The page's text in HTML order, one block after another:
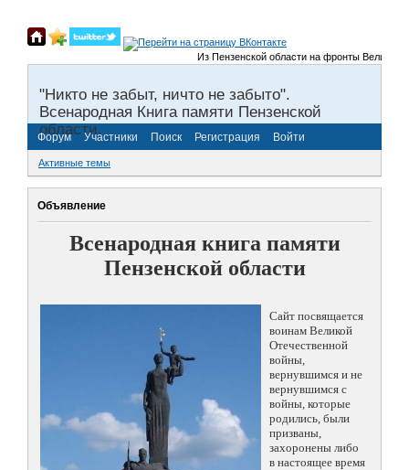
Из Пензенской области на фронты Великой
"Никто не забыт, ничто не забыто".
Всенародная Книга памяти Пензенской
области.
Форум Участники Поиск Регистрация Войти
Активные темы
Объявление
Всенародная книга памяти
Пензенской области
Сайт посвящается
воинам Великой
Отечественной
войны,
вернувшимся и не
вернувшимся с
войны, которые
родились, были
призваны,
захоронены либо
в настоящее время